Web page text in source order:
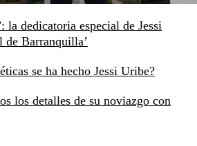
la dedicatoria especial de Jessi
de Barranquilla’
se ha hecho Jessi Uribe?
los detalles de su noviazgo con